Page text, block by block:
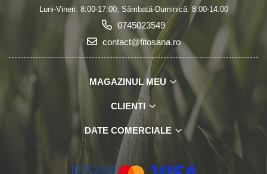
Luni-Vineri: 8:00-17:00; Sămbată-Duminică: 8:00-14:00
0745023549
contact@fitosana.ro
MAGAZINUL MEU
CLIENTI
DATE COMERCIALE